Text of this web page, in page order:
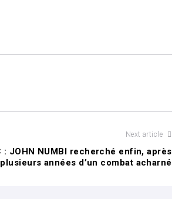
Next article
: JOHN NUMBI recherché enfin, après
plusieurs années d’un combat acharné